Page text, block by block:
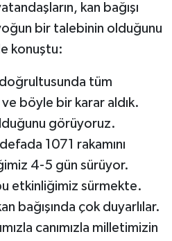
kan bağışı
bir talebinin olduğunu
konuştu:
tüm
ve böyle bir karar aldık.
görüyoruz.
1071 rakamını
4-5 gün sürüyor.
etkinliğimiz sürmekte.
bağışında çok duyarlılar.
canımızla milletimizin